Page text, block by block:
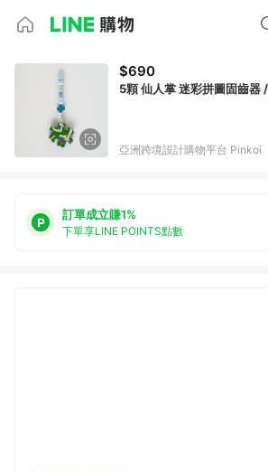
$690
5顆 仙人掌 迷彩拼圖
亞洲跨境設計購物平台 Pinkoi
訂單成立賺1%
下單享LINE POINTS點數